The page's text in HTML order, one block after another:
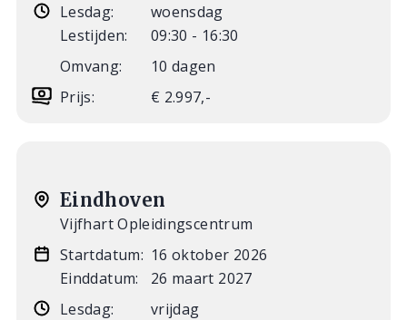
Lesdag:
woensdag
Lestijden:
09:30 - 16:30
Omvang:
10 dagen
Prijs:
€ 2.997,-
Eindhoven
Vijfhart Opleidingscentrum
Startdatum: 16 oktober 2026
Einddatum:
26 maart 2027
Lesdag:
vrijdag